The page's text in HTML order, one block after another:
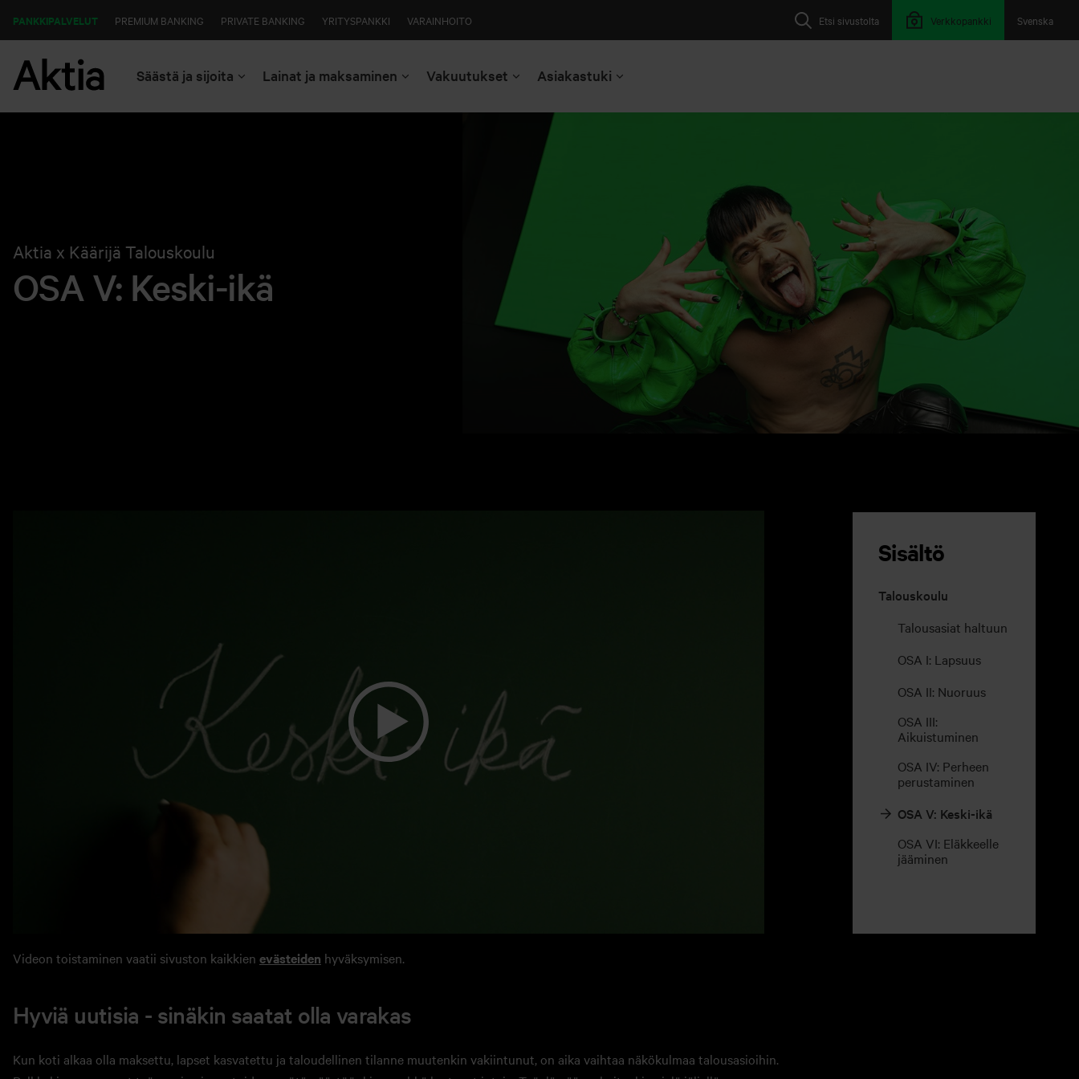
Svenska
Etsi sivustolta Verkkopankki
PANKKIPALVELUT PREMIUM BANKING PRIVATE BANKING YRITYSPANKKI VARAINHOITO
Säästä ja sijoita Lainat ja maksaminen Vakuutukset Asiakastuki
Aktia x Käärijä Talouskoulu
OSA V: Keski-ikä
Videon toistaminen vaatii sivuston kaikkien evästeiden hyväksymisen.
Hyviä uutisia - sinäkin saatat olla varakas
Kun koti alkaa olla maksettu, lapset kasvatettu ja taloudellinen tilanne muutenkin vakiintunut, on aika vaihtaa näkökulmaa talousasioihin.
Sisältö
Talouskoulu
Talousasiat haltuun
OSA I: Lapsuus
OSA II: Nuoruus
OSA III:
Aikuistuminen
OSA IV: Perheen
perustaminen
OSA V: Keski-ikä
OSA VI: Eläkkeelle
jääminen